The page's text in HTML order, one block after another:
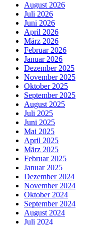
August 2026
Juli 2026
Juni 2026
April 2026
März 2026
Februar 2026
Januar 2026
Dezember 2025
November 2025
Oktober 2025
September 2025
August 2025
Juli 2025
Juni 2025
Mai 2025
April 2025
März 2025
Februar 2025
Januar 2025
Dezember 2024
November 2024
Oktober 2024
September 2024
August 2024
Juli 2024